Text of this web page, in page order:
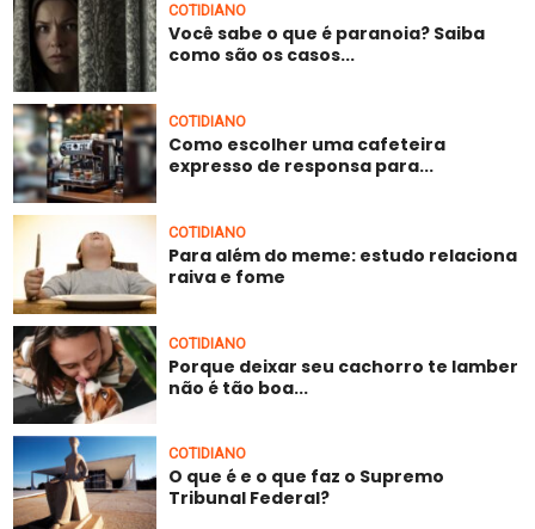
COTIDIANO
Você sabe o que é paranoia? Saiba
como são os casos...
COTIDIANO
Como escolher uma cafeteira
expresso de responsa para...
COTIDIANO
Para além do meme: estudo relaciona
raiva e fome
COTIDIANO
Porque deixar seu cachorro te lamber
não é tão boa...
COTIDIANO
O que é e o que faz o Supremo
Tribunal Federal?